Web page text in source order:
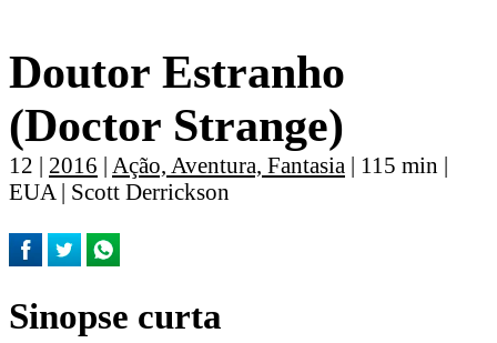
Doutor Estranho
(Doctor Strange)
12 | 2016 | Ação, Aventura, Fantasia | 115 min |
EUA | Scott Derrickson
Sinopse curta